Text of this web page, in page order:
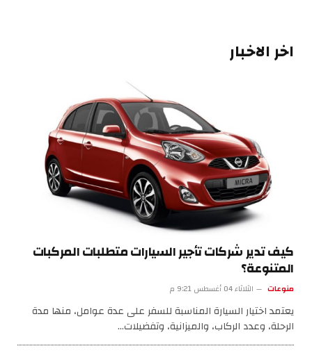
اخر الاخبار
كيف تدير شركات تأجير السيارات متطلبات المركبات
المتنوعة؟
منوعات الثلاثاء 04 أغسطس 9:21 م
يعتمد اختيار السيارة المناسبة للسفر على عدة عوامل، منها مدة
الرحلة، وعدد الركاب، والميزانية، وتفضيلات…